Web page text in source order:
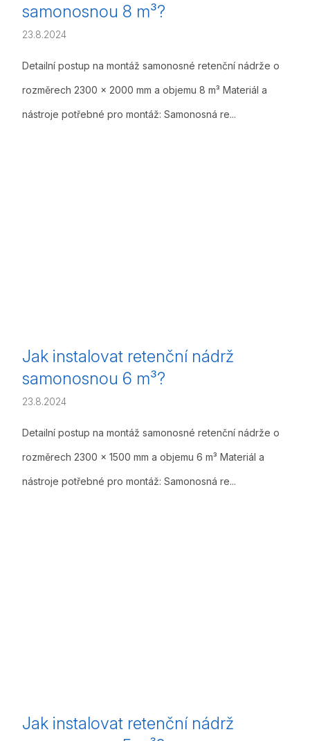
samonosnou 8 m³?
23.8.2024
Detailní postup na montáž samonosné retenční nádrže o
rozměrech 2300 x 2000 mm a objemu 8 m³ Materiál a
nástroje potřebné pro montáž: Samonosná re...
Jak instalovat retenční nádrž
samonosnou 6 m³?
23.8.2024
Detailní postup na montáž samonosné retenční nádrže o
rozměrech 2300 x 1500 mm a objemu 6 m³ Materiál a
nástroje potřebné pro montáž: Samonosná re...
Jak instalovat retenční nádrž